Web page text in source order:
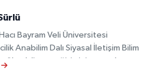
Bayram Veli Üniversitesi
Anabilim Dalı Siyasal İletişim Bilim
yüksek lisans eğitimini tamamlamıştır.